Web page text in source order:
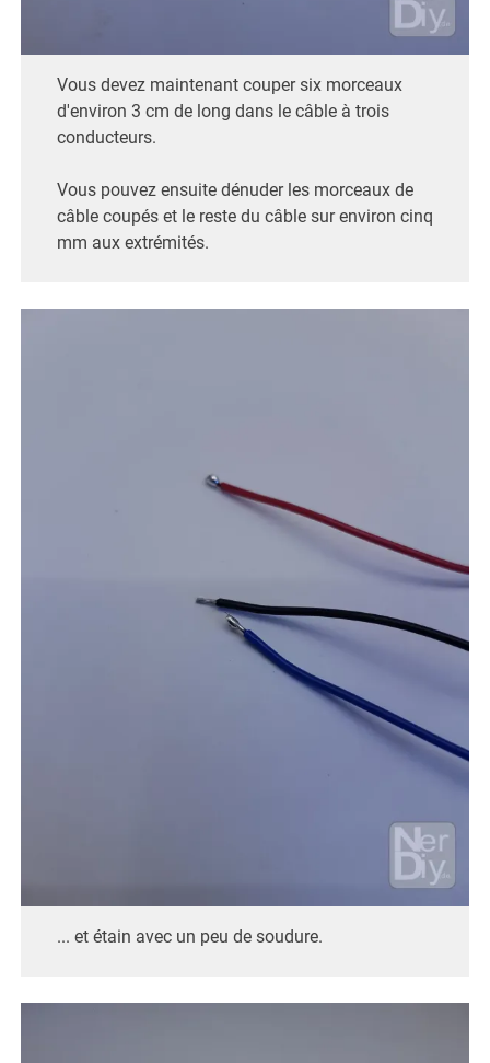
Vous devez maintenant couper six morceaux
d'environ 3 cm de long dans le câble à trois
conducteurs.
Vous pouvez ensuite dénuder les morceaux de
câble coupés et le reste du câble sur environ cinq
mm aux extrémités.
... et étain avec un peu de soudure.